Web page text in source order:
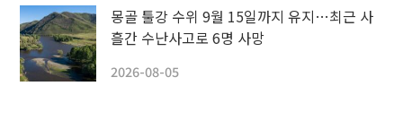
몽골 툴강 수위 9월 15일까지 유지…최근 사
흘간 수난사고로 6명 사망
2026-08-05